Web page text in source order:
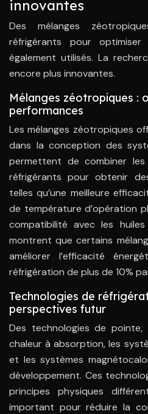
innovantes
Des mélanges
réfrigérants pour
également utilisés. La
encore plus innovantes.
Mélanges zéotropiques :
performances
Les mélanges zéotropiques
dans la conception des
permettent de combiner
réfrigérants pour obtenir
telles qu’une meilleure
de température d’opération
compatibilité avec les
montrent que certains
améliorer l’efficacité
réfrigération de plus de 10%
Technologies de
perspectives futur
Des technologies de
chaleur à absorption, les
et les systèmes
développement. Ces
principes physiques
important pour réduire la